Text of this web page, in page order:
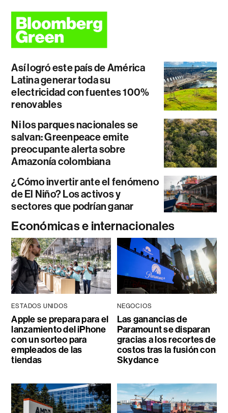
Así logró este país de América
Latina generar toda su
electricidad con fuentes 100%
renovables
Ni los parques nacionales se
salvan: Greenpeace emite
preocupante alerta sobre
Amazonía colombiana
¿Cómo invertir ante el fenómeno
de El Niño? Los activos y
sectores que podrían ganar
Económicas e internacionales
ESTADOS UNIDOS
Apple se prepara para el
lanzamiento del iPhone
con un sorteo para
empleados de las
tiendas
NEGOCIOS
Las ganancias de
Paramount se disparan
gracias a los recortes de
costos tras la fusión con
Skydance